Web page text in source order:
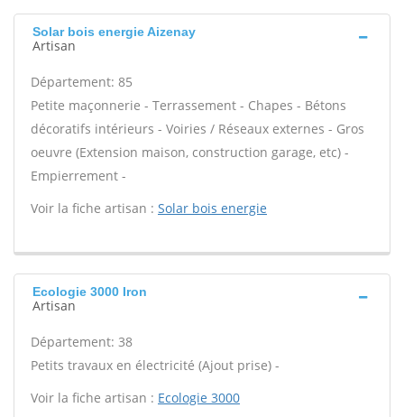
Solar bois energie Aizenay
Artisan
Département: 85
Petite maçonnerie - Terrassement - Chapes - Bétons
décoratifs intérieurs - Voiries / Réseaux externes - Gros
oeuvre (Extension maison, construction garage, etc) -
Empierrement -
Voir la fiche artisan : Solar bois energie
Ecologie 3000 Iron
Artisan
Département: 38
Petits travaux en électricité (Ajout prise) -
Voir la fiche artisan : Ecologie 3000